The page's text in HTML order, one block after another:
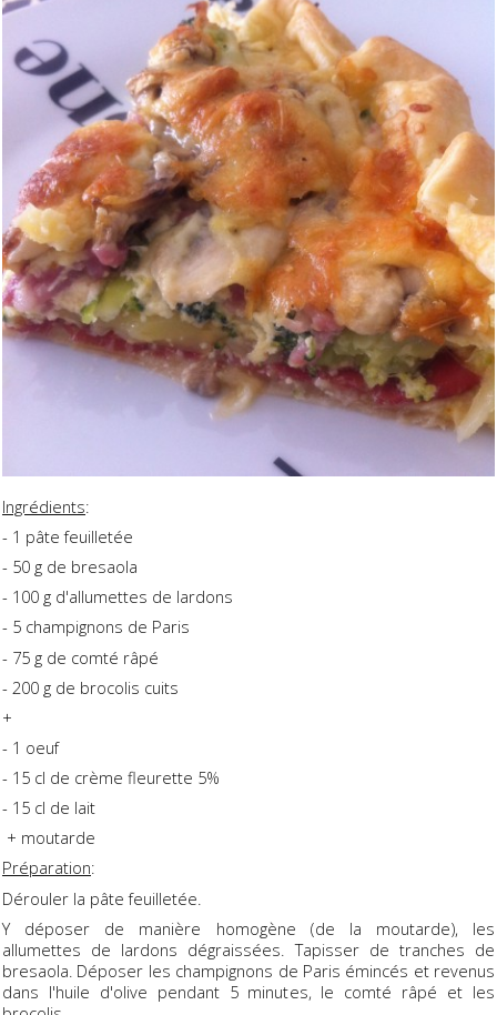
Ingrédients:
- 1 pâte feuilletée
- 50 g de bresaola
- 100 g d'allumettes de lardons
- 5 champignons de Paris
- 75 g de comté râpé
- 200 g de brocolis cuits
+
- 1 oeuf
- 15 cl de crème fleurette 5%
- 15 cl de lait
+ moutarde
Préparation:
Dérouler la pâte feuilletée.
Y déposer de manière homogène (de la moutarde), les
allumettes de lardons dégraissées. Tapisser de tranches de
bresaola. Déposer les champignons de Paris émincés et revenus
dans l'huile d'olive pendant 5 minutes, le comté râpé et les